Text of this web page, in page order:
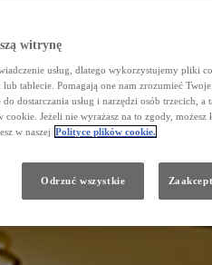
witrynę
usług, dlatego wykorzystujemy pliki
tablecie. Pomagają one nam zrozumieć
dostarczania usług i narzędzi osób trzecich, a
Jeżeli nie wyrażasz na to zgody, możesz
w naszej Polityce plików cookie.
Odrzuć wszystkie